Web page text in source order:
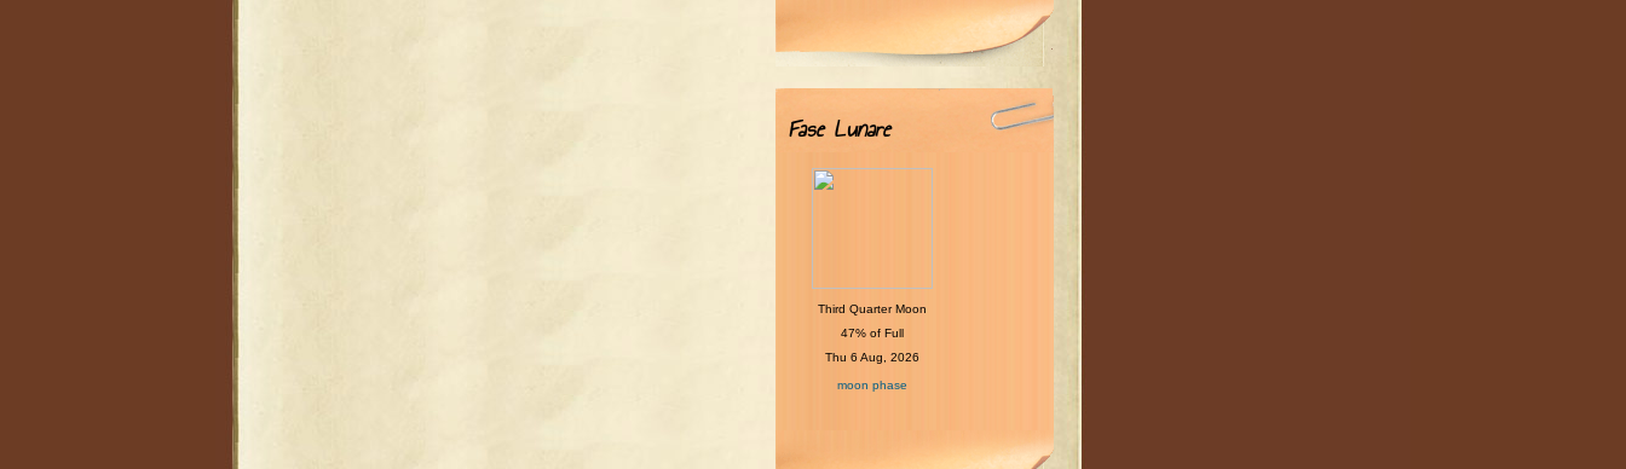
Fase Lunare
Third Quarter Moon
47% of Full
Thu 6 Aug, 2026
moon phase